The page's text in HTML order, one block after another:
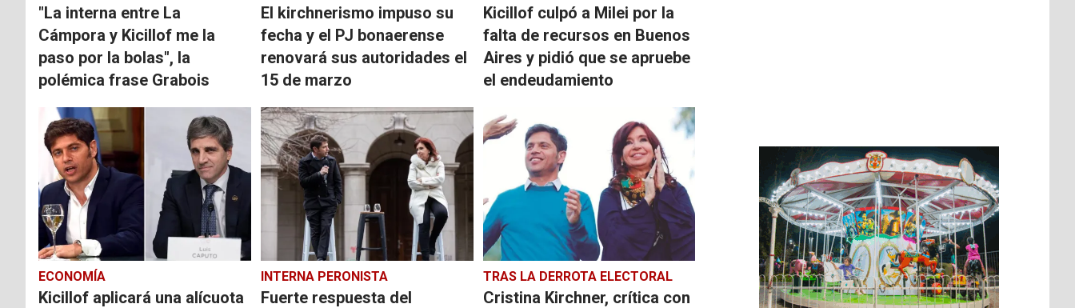
"La interna entre La
Cámpora y Kicillof me la
paso por la bolas", la
polémica frase Grabois
El kirchnerismo impuso su
fecha y el PJ bonaerense
renovará sus autoridades el
15 de marzo
Kicillof culpó a Milei por la
falta de recursos en Buenos
Aires y pidió que se apruebe
el endeudamiento
ECONOMÍA
Kicillof aplicará una alícuota
INTERNA PERONISTA
Fuerte respuesta del
TRAS LA DERROTA ELECTORAL
Cristina Kirchner, crítica con